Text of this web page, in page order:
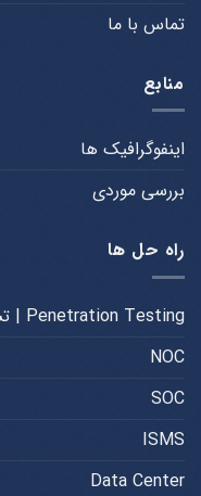
تماس با ما
منابع
اینفوگرافیک ها
بررسی موردی
راه حل ها
Penetration Testing | تست نفوذ
NOC
SOC
ISMS
Data Center